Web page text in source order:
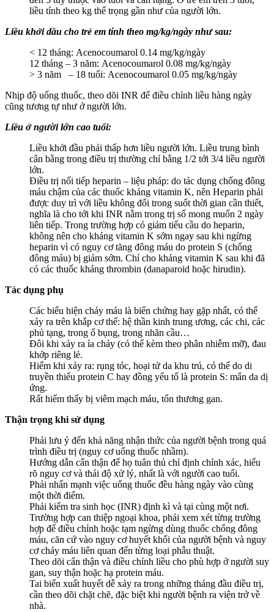
liều tính theo kg thể trọng gần như của người lớn.
Liều khởi dầu cho trẻ em tính theo mg/kg/ngày như sau:
< 12 tháng: Acenocoumarol 0.14 mg/kg/ngày
12 tháng – 3 năm: Acenocoumarol 0.08 mg/kg/ngày
> 3 năm – 18 tuổi: Acenocoumarol 0.05 mg/kg/ngày
Nhịp độ uống thuốc, theo dõi INR để điều chỉnh liều hàng ngày
cũng tương tự như ở người lớn.
Liều ở người lớn cao tuổi:
Liều khởi đầu phải thấp hơn liều người lớn. Liều trung bình
cân bằng trong điều trị thường chỉ bằng 1/2 tới 3/4 liều người
lớn.
Điều trị nối tiếp heparin – liệu pháp: do tác dụng chống đông
máu chậm của các thuốc kháng vitamin K, nên Heparin phải
được duy trì với liều không đổi trong suốt thời gian cần thiết,
nghĩa là cho tới khi INR nằm trong trị số mong muốn 2 ngày
liên tiếp. Trong trường hợp có giảm tiểu cầu do heparin,
không nên cho kháng vitamin K sớm ngay sau khi ngừng
heparin vì có nguy cơ tăng đông máu do protein S (chống
đông máu) bị giảm sớm. Chỉ cho kháng vitamin K sau khi đã
có các thuốc kháng thrombin (danaparoid hoặc hirudin).
Tác dụng phụ
Các biểu hiện chảy máu là biến chứng hay gặp nhất, có thể
xảy ra trên khắp cơ thể: hệ thần kinh trung ương, các chi, các
phủ tạng, trong ổ bụng, trong nhãn cầu…
Đôi khi xảy ra ỉa chảy (có thể kèm theo phân nhiễm mỡ), đau
khớp riêng lẻ.
Hiếm khi xảy ra: rụng tóc, hoại tử da khu trú, có thể do di
truyền thiếu protein C hay đồng yếu tố là protein S: mẩn da dị
ứng.
Rất hiếm thấy bị viêm mạch máu, tổn thương gan.
Thận trọng khi sử dụng
Phải lưu ý đến khả năng nhận thức của người bệnh trong quá
trình điều trị (nguy cơ uống thuốc nhầm).
Hướng dẫn cẩn thận để họ tuân thủ chỉ định chính xác, hiểu
rõ nguy cơ và thái độ xử lý, nhất là với người cao tuổi.
Phải nhấn mạnh việc uống thuốc đều hàng ngày vào cùng
một thời điểm.
Phải kiểm tra sinh học (INR) định kì và tại cùng một nơi.
Trường hợp can thiệp ngoại khoa, phải xem xét từng trường
hợp để điều chỉnh hoặc tạm ngừng dùng thuốc chống đông
máu, căn cứ vào nguy cơ huyết khối của người bệnh và nguy
cơ chảy máu liên quan đến từng loại phẫu thuật.
Theo dõi cẩn thận và điều chỉnh liều cho phù hợp ở người suy
gan, suy thận hoặc hạ protein máu.
Tai biến xuất huyết dễ xảy ra trong những tháng đầu điều trị,
cần theo dõi chặt chẽ, đặc biệt khi người bệnh ra viện trở về
nhà.